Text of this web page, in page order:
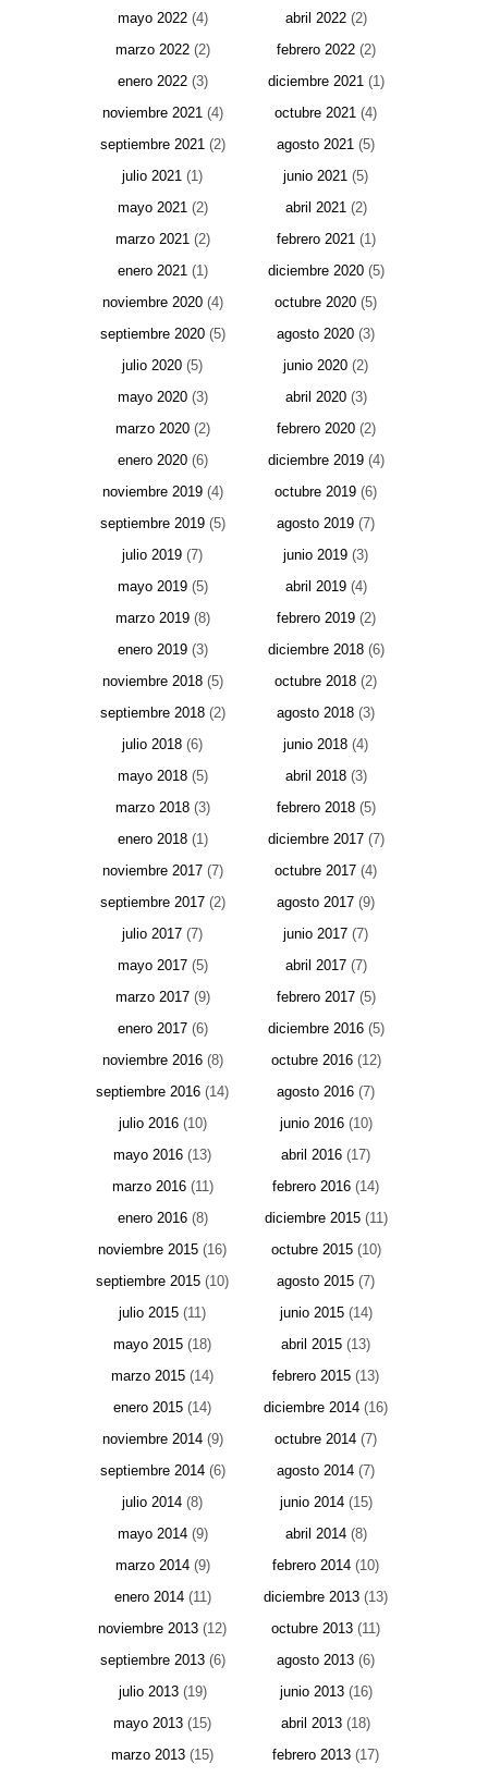
mayo 2022(4) abril 2022(2)
marzo 2022(2) febrero 2022(2)
enero 2022(3) diciembre 2021(1)
noviembre 2021(4) octubre 2021 (4)
septiembre 2021(2) agosto 2021 (5)
julio 2021 (1) junio 2021 (5)
mayo 2021(2) abril 2021(2)
marzo 2021(2) febrero 2021(1)
enero 2021(1) diciembre 2020(5)
noviembre 2020(4) octubre 2020 (5)
septiembre 2020(5) agosto 2020 (3)
julio 2020 (5) junio 2020 (2)
mayo 2020(3) abril 2020(3)
marzo 2020(2) febrero 2020(2)
enero 2020(6) diciembre 2019(4)
noviembre 2019(4) octubre 2019 (6)
septiembre 2019(5) agosto 2019 (7)
julio 2019 (7) junio 2019 (3)
mayo 2019(5) abril 2019(4)
marzo 2019(8) febrero 2019(2)
enero 2019(3) diciembre 2018(6)
noviembre 2018(5) octubre 2018 (2)
septiembre 2018(2) agosto 2018 (3)
julio 2018 (6) junio 2018 (4)
mayo 2018(5) abril 2018(3)
marzo 2018(3) febrero 2018(5)
enero 2018(1) diciembre 2017(7)
noviembre 2017(7) octubre 2017 (4)
septiembre 2017(2) agosto 2017 (9)
julio 2017 (7) junio 2017 (7)
mayo 2017(5) abril 2017(7)
marzo 2017(9) febrero 2017(5)
enero 2017(6) diciembre 2016(5)
noviembre 2016(8) octubre 2016(12)
septiembre 2016 (14) agosto 2016 (7)
julio 2016(10) junio 2016(10)
mayo 2016 (13) abril 2016 (17)
marzo 2016(11) febrero 2016 (14)
enero 2016(8) diciembre 2015(11)
noviembre 2015 (16) octubre 2015(10)
septiembre 2015 (10) agosto 2015 (7)
julio 2015 (11) junio 2015(14)
mayo 2015 (18) abril 2015 (13)
marzo 2015 (14) febrero 2015 (13)
enero 2015 (14) diciembre 2014 (16)
noviembre 2014(9) octubre 2014 (7)
septiembre 2014(6) agosto 2014 (7)
julio 2014 (8) junio 2014(15)
mayo 2014(9) abril 2014(8)
marzo 2014(9) febrero 2014 (10)
enero 2014(11) diciembre 2013 (13)
noviembre 2013 (12) octubre 2013 (11)
septiembre 2013(6) agosto 2013 (6)
julio 2013(19) junio 2013(16)
mayo 2013 (15) abril 2013 (18)
marzo 2013 (15) febrero 2013 (17)